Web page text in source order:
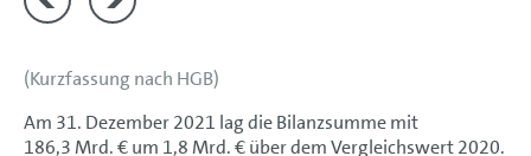
Steuerung und Kennzahlen
Struktur und Geschäftstätigkeit
Jahresergebnis
Dividende
(Kurzfassung nach HGB)
Am 31. Dezember 2021 lag die Bilanzsumme mit
186,3 Mrd.€ um 1,8 Mrd. €über dem Vergleichswert 2020.